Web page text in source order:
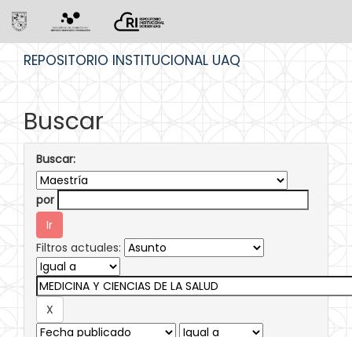
REPOSITORIO INSTITUCIONAL UAQ
Buscar
Buscar:
por
Filtros actuales: